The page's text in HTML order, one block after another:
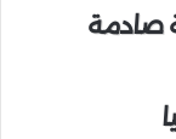
صادمة